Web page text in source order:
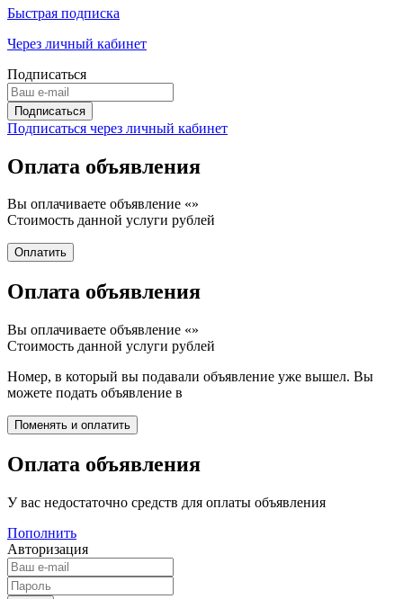
Быстрая подписка
Через личный кабинет
Подписаться
Подписаться через личный кабинет
Оплата объявления
Вы оплачиваете объявление «»
Стоимость данной услуги рублей
Оплата объявления
Вы оплачиваете объявление «»
Стоимость данной услуги рублей
Номер, в который вы подавали объявление уже вышел. Вы
можете подать объявление в
Оплата объявления
У вас недостаточно средств для оплаты объявления
Пополнить
Авторизация